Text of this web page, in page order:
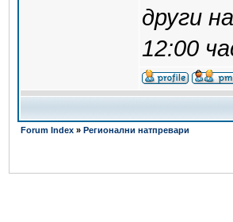
други
12:00
Forum Index » Регионални натпревари